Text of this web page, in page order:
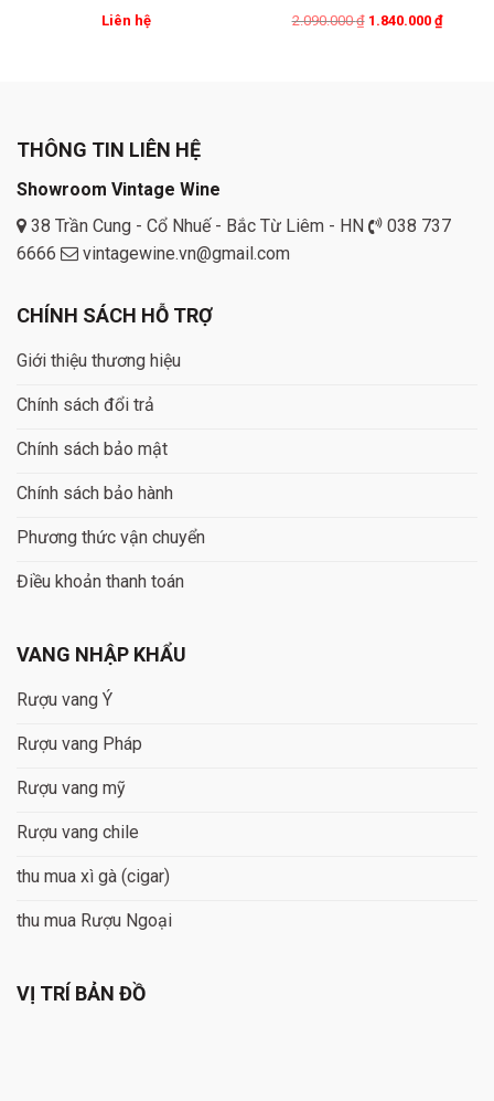
Liên hệ 2.090.000₫
Original
1.840.000₫
Current
THÔNG TIN LIÊN HỆ
Showroom Vintage Wine
38 Trần Cung - Cổ Nhuế - Bắc Từ Liêm - HN
038 737
6666
vintagewine.vn@gmail.com
CHÍNH SÁCH HỖ TRỢ
Giới thiệu thương hiệu
Chính sách đổi trả
Chính sách bảo mật
Chính sách bảo hành
Phương thức vận chuyển
Điều khoản thanh toán
VANG NHẬP KHẨU
Rượu vang Ý
Rượu vang Pháp
Rượu vang mỹ
Rượu vang chile
thu mua xì gà (cigar)
thu mua Rượu Ngoại
VỊ TRÍ BẢN ĐỒ